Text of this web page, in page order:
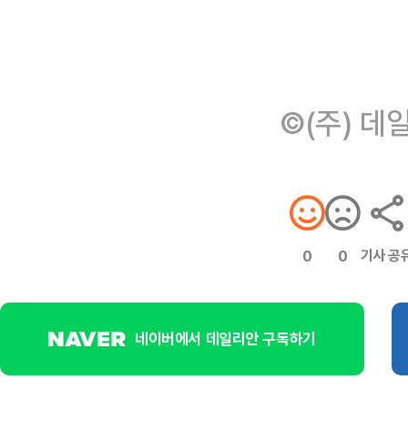
©(주) 데
0 0 기사 공
네이버에서 데일리안 구독하기